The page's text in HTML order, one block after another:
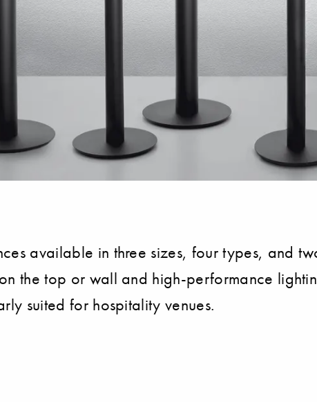
available in three sizes, four types, and
the top or wall and high-performance
suited for hospitality venues.